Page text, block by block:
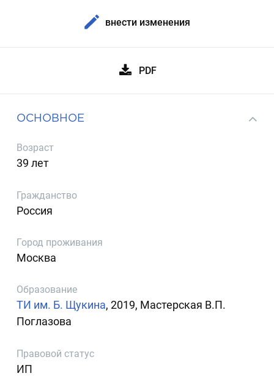
внести изменения
PDF
ОСНОВНОЕ
Возраст
39 лет
Гражданство
Россия
Город проживания
Москва
Образование
ТИ им. Б. Щукина, 2019, Мастерская В.П.
Поглазова
Правовой статус
ИП